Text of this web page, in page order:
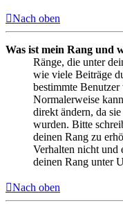
Nach oben
Was ist mein Rang und
Ränge, die unter
wie viele Beiträge
bestimmte
Normalerweise
direkt ändern, da
wurden. Bitte
deinen Rang zu
Verhalten nicht
deinen Rang unter
Nach oben